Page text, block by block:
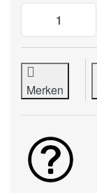
Merken